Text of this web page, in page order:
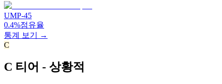
UMP-45
0.4%점유율
통계 보기 →
C
C 티어 - 상황적